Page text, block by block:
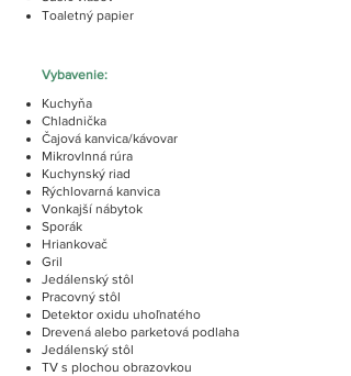
Toaletný papier
Vybavenie:
Kuchyňa
Chladnička
Čajová kanvica/kávovar
Mikrovlnná rúra
Kuchynský riad
Rýchlovarná kanvica
Vonkajší nábytok
Sporák
Hriankovač
Gril
Jedálenský stôl
Pracovný stôl
Detektor oxidu uhoľnatého
Drevená alebo parketová podlaha
Jedálenský stôl
TV s plochou obrazovkou